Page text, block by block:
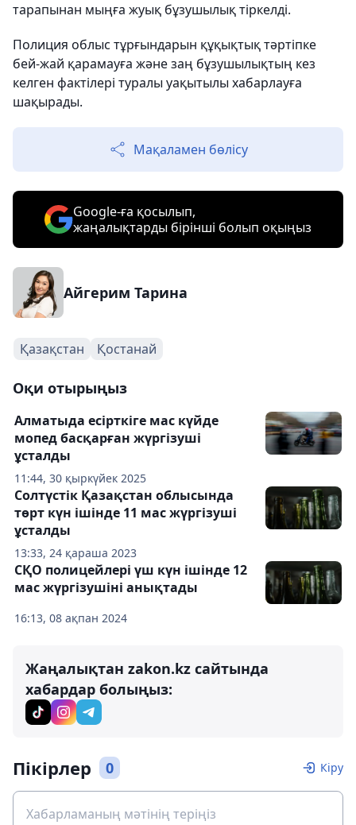
тарапынан мыңға жуық бұзушылық тіркелді.
Полиция облыс тұрғындарын құқықтық тәртіпке
бей-жай қарамауға және заң бұзушылықтың кез
келген фактілері туралы уақытылы хабарлауға
шақырады.
Мақаламен бөлісу
Google-ға қосылып,
жаңалықтарды бірінші болып оқыңыз
Айгерим Тарина
Қазақстан Қостанай
Оқи отырыңыз
11:44, 30 қыркүйек 2025
Алматыда есірткіге мас күйде
мопед басқарған жүргізуші
ұсталды
13:33, 24 қараша 2023
Солтүстік Қазақстан облысында
төрт күн ішінде 11 мас жүргізуші
ұсталды
16:13, 08 ақпан 2024
СҚО полицейлері үш күн ішінде 12
мас жүргізушіні анықтады
Жаңалықтан zakon.kz сайтында
хабардар болыңыз:
Пікірлер 0 Кіру